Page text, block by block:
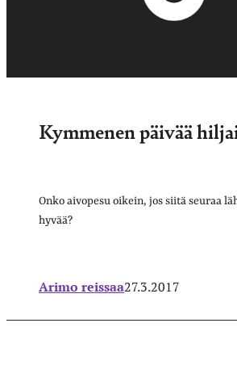
Kymmenen päivää
Onko aivopesu oikein, jos siitä seuraa
hyvää?
Arimo reissaa27.3.2017